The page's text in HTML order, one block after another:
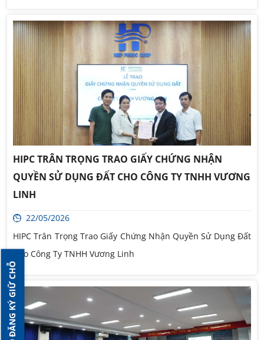
ĐĂNG KÝ GIỮ CHỖ
HIPC TRÂN TRỌNG TRAO GIẤY CHỨNG NHẬN
QUYỀN SỬ DỤNG ĐẤT CHO CÔNG TY TNHH VƯƠNG
LINH
22/05/2026
HIPC Trân Trọng Trao Giấy Chứng Nhận Quyền Sử Dụng Đất
Cho Công Ty TNHH Vương Linh